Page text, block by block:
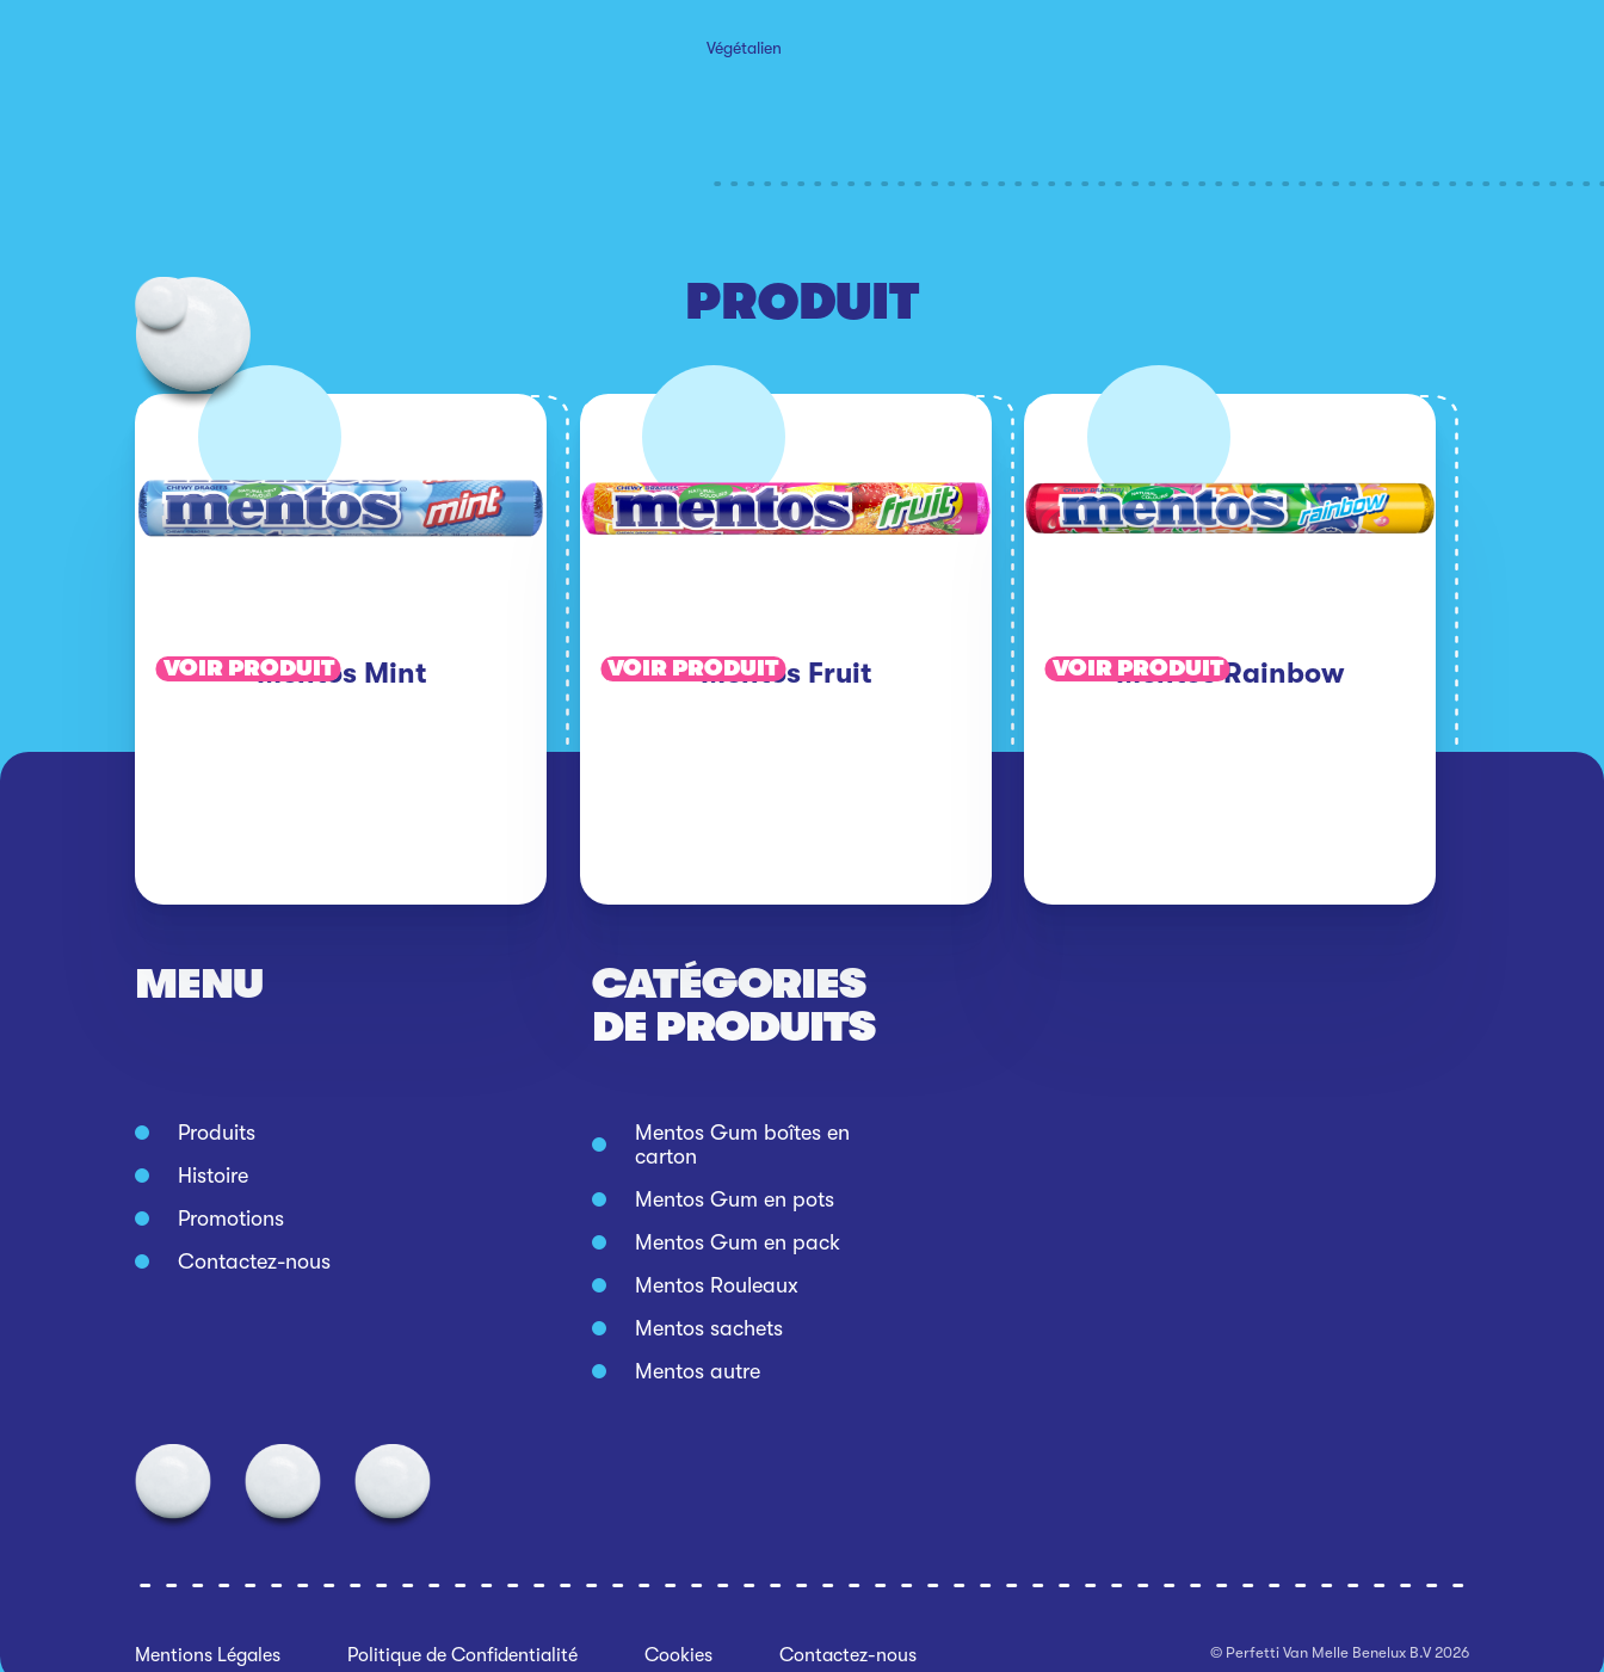
Végétalien
PRODUIT
Mentos Mint
VOIR PRODUIT Mentos Fruit
VOIR PRODUIT Mentos Rainbow
VOIR PRODUIT
MENU
Produits
Histoire
Promotions
Contactez-nous
CATÉGORIES
DE PRODUITS
Mentos Gum boîtes en
carton
Mentos Gum en pots
Mentos Gum en pack
Mentos Rouleaux
Mentos sachets
Mentos autre
Mentions Légales Politique de Confidentialité Cookies Contactez-nous © Perfetti Van Melle Benelux B.V2026